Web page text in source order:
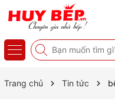
Trang chủ Tin tức